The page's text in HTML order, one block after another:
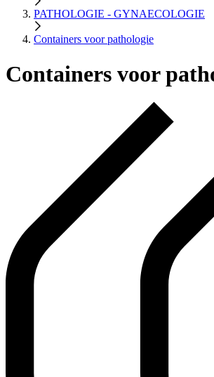
PATHOLOGIE - GYNAECOLOGIE
Containers voor pathologie
Containers voor